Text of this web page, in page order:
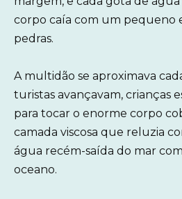
corpo caía com um pequeno
pedras.
A multidão se aproximava
turistas avançavam, crianças
para tocar o enorme corpo
camada viscosa que reluzia
água recém-saída do mar
oceano.